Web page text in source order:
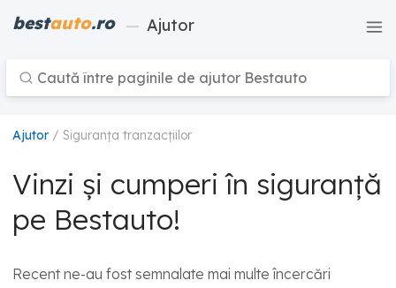
bestauto.ro — Ajutor
Ajutor / Siguranța tranzacțiilor
Vinzi și cumperi în siguranță
pe Bestauto!
Recent ne-au fost semnalate mai multe încercări